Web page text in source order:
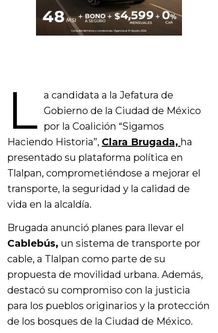
L a candidata a la Jefatura de
Gobierno de la Ciudad de México
por la Coalición “Sigamos
Haciendo Historia”, Clara Brugada, ha
presentado su plataforma política en
Tlalpan, comprometiéndose a mejorar el
transporte, la seguridad y la calidad de
vida en la alcaldía.
Brugada anunció planes para llevar el
Cablebús, un sistema de transporte por
cable, a Tlalpan como parte de su
propuesta de movilidad urbana. Además,
destacó su compromiso con la justicia
para los pueblos originarios y la protección
de los bosques de la Ciudad de México.